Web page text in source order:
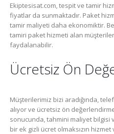
Ekiptesisat.com, tespit ve tamir
fiyatlar da sunmaktadır. Paket
tamir maliyeti daha ekonomiktir.
tamiri paket hizmeti alan
faydalanabilir.
Ücretsiz Ön
Müşterilerimiz bizi aradığında,
alıyor ve ücretsiz ön
sonucunda, tahmini maliyet bilgisi
bir ek gizli ücret olmaksızın